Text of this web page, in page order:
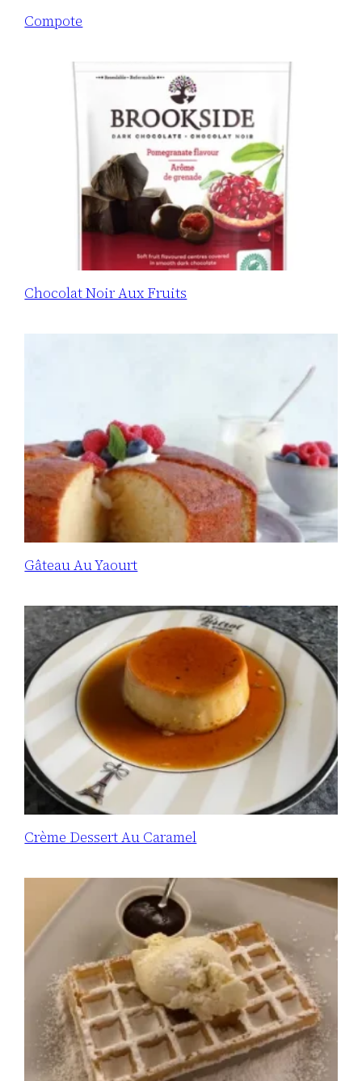
Compote
Chocolat Noir Aux Fruits
Gâteau Au Yaourt
Crème Dessert Au Caramel